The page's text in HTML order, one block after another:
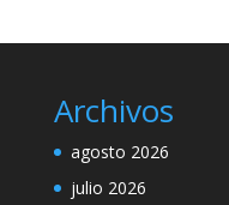
Archivos
agosto 2026
julio 2026